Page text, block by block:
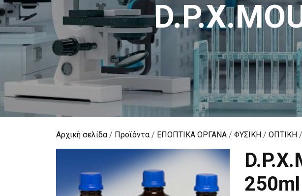
Αρχική σελίδα/ Προϊόντα/ ΕΠΟΠΤΙΚΑ ΟΡΓΑΝΑ / ΦΥΣΙΚΗ / ΟΠΤΙΚΗ
250ml